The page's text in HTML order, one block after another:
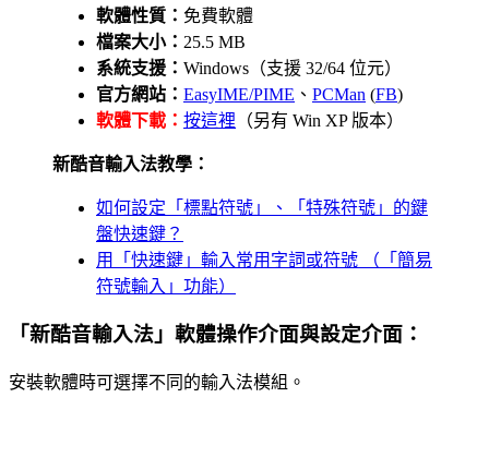
軟體性質： 免費軟體
檔案大小： 25.5 MB
系統支援： Windows（支援 32/64 位元）
官方網站： EasyIME/PIME 、 PCMan (FB)
軟體下載： 按這裡 （另有 Win XP 版本）
新酷音輸入法教學：
如何設定「標點符號」、「特殊符號」的鍵
盤快速鍵？
用「快速鍵」輸入常用字詞或符號 （「簡易
符號輸入」功能）
「新酷音輸入法」軟體操作介面與設定介面：
安裝軟體時可選擇不同的輸入法模組。